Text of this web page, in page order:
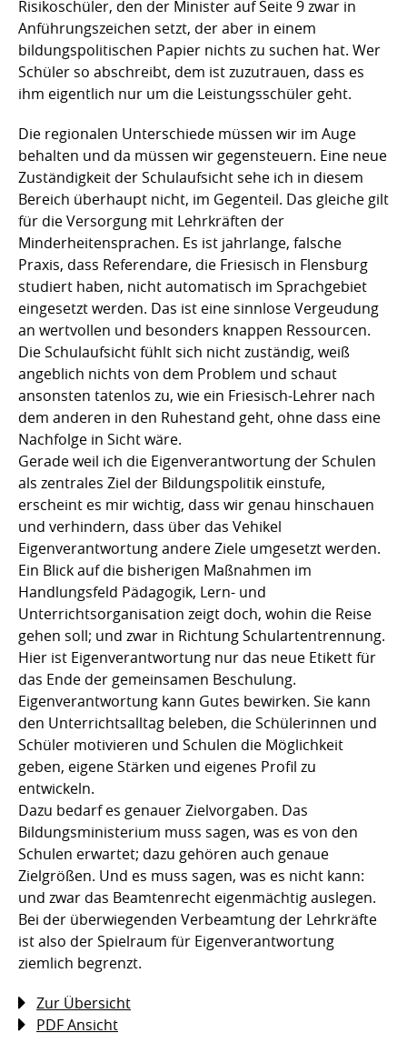
Risikoschüler, den der Minister auf Seite 9 zwar in
Anführungszeichen setzt, der aber in einem
bildungspolitischen Papier nichts zu suchen hat. Wer
Schüler so abschreibt, dem ist zuzutrauen, dass es
ihm eigentlich nur um die Leistungsschüler geht.
Die regionalen Unterschiede müssen wir im Auge
behalten und da müssen wir gegensteuern. Eine neue
Zuständigkeit der Schulaufsicht sehe ich in diesem
Bereich überhaupt nicht, im Gegenteil. Das gleiche gilt
für die Versorgung mit Lehrkräften der
Minderheitensprachen. Es ist jahrlange, falsche
Praxis, dass Referendare, die Friesisch in Flensburg
studiert haben, nicht automatisch im Sprachgebiet
eingesetzt werden. Das ist eine sinnlose Vergeudung
an wertvollen und besonders knappen Ressourcen.
Die Schulaufsicht fühlt sich nicht zuständig, weiß
angeblich nichts von dem Problem und schaut
ansonsten tatenlos zu, wie ein Friesisch-Lehrer nach
dem anderen in den Ruhestand geht, ohne dass eine
Nachfolge in Sicht wäre.
Gerade weil ich die Eigenverantwortung der Schulen
als zentrales Ziel der Bildungspolitik einstufe,
erscheint es mir wichtig, dass wir genau hinschauen
und verhindern, dass über das Vehikel
Eigenverantwortung andere Ziele umgesetzt werden.
Ein Blick auf die bisherigen Maßnahmen im
Handlungsfeld Pädagogik, Lern- und
Unterrichtsorganisation zeigt doch, wohin die Reise
gehen soll; und zwar in Richtung Schulartentrennung.
Hier ist Eigenverantwortung nur das neue Etikett für
das Ende der gemeinsamen Beschulung.
Eigenverantwortung kann Gutes bewirken. Sie kann
den Unterrichtsalltag beleben, die Schülerinnen und
Schüler motivieren und Schulen die Möglichkeit
geben, eigene Stärken und eigenes Profil zu
entwickeln.
Dazu bedarf es genauer Zielvorgaben. Das
Bildungsministerium muss sagen, was es von den
Schulen erwartet; dazu gehören auch genaue
Zielgrößen. Und es muss sagen, was es nicht kann:
und zwar das Beamtenrecht eigenmächtig auslegen.
Bei der überwiegenden Verbeamtung der Lehrkräfte
ist also der Spielraum für Eigenverantwortung
ziemlich begrenzt.
Zur Übersicht
PDF Ansicht